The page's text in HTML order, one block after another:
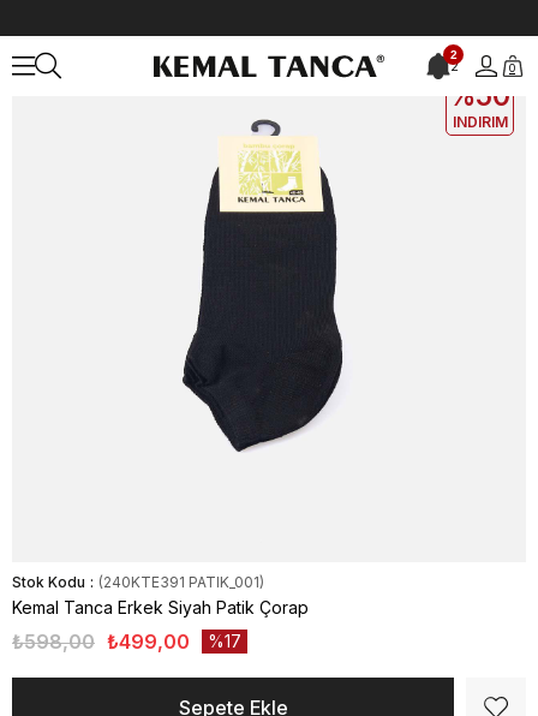
2
2 0
2. ÜRÜNE
%50
INDIRIM
Stok Kodu (240KTE391 PATIK_001)
Kemal Tanca Erkek Siyah Patik Çorap
₺598,00 ₺499,00 17